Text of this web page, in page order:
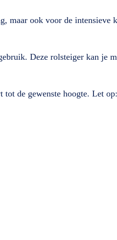
maar ook voor de intensieve
Deze rolsteiger kan je
de gewenste hoogte. Let